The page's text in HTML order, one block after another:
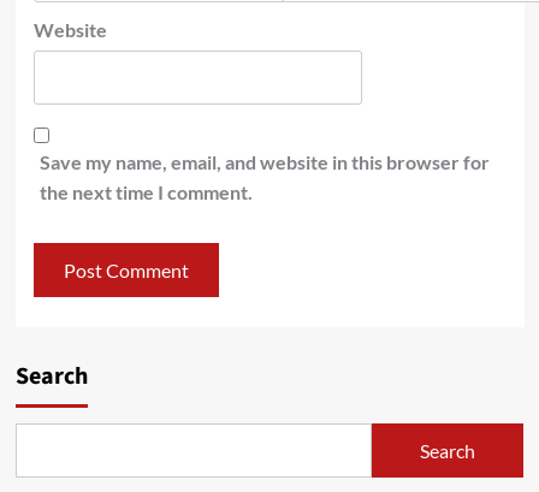
Website
Save my name, email, and website in this browser for
the next time I comment.
Search
Search